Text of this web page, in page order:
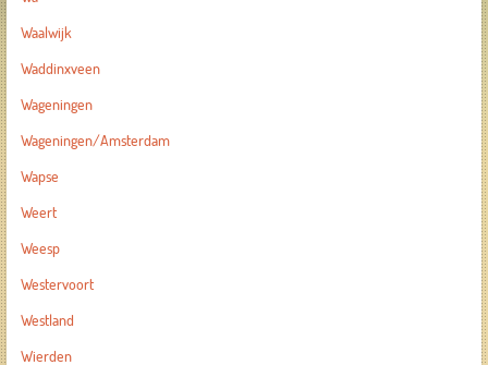
Waalwijk
Waddinxveen
Wageningen
Wageningen/Amsterdam
Wapse
Weert
Weesp
Westervoort
Westland
Wierden